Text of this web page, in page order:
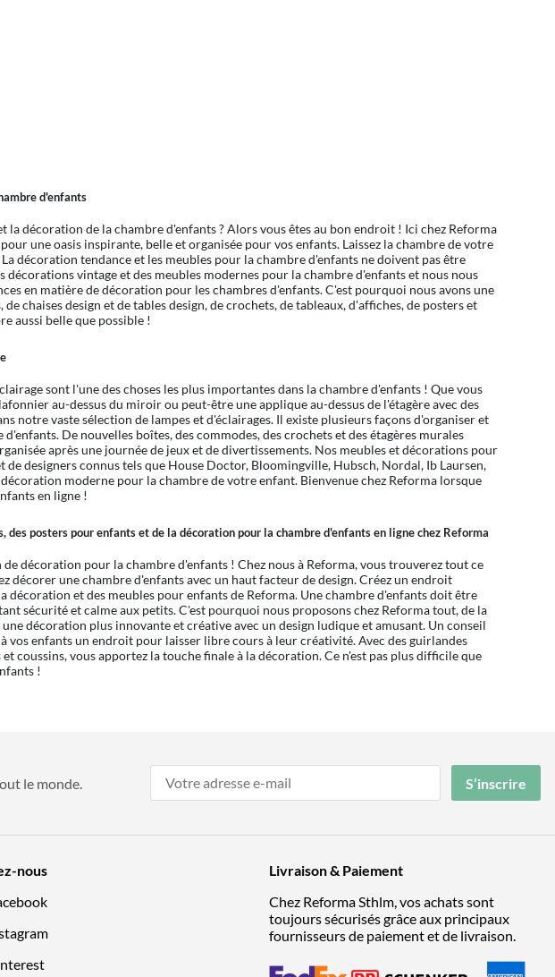
d'enfants
la décoration de la chambre d'enfants ? Alors vous êtes au bon endroit ! Ici chez Reforma
une oasis inspirante, belle et organisée pour vos enfants. Laissez la chambre de votre
décoration tendance et les meubles pour la chambre d'enfants ne doivent pas être
décorations vintage et des meubles modernes pour la chambre d'enfants et nous nous
en matière de décoration pour les chambres d'enfants. C'est pourquoi nous avons une
chaises design et de tables design, de crochets, de tableaux, d'affiches, de posters et
aussi belle que possible !
sont l'une des choses les plus importantes dans la chambre d'enfants ! Que vous
au-dessus du miroir ou peut-être une applique au-dessus de l'étagère avec des
notre vaste sélection de lampes et d'éclairages. Il existe plusieurs façons d'organiser et
De nouvelles boîtes, des commodes, des crochets et des étagères murales
après une journée de jeux et de divertissements. Nos meubles et décorations pour
designers connus tels que House Doctor, Bloomingville, Hubsch, Nordal, Ib Laursen,
moderne pour la chambre de votre enfant. Bienvenue chez Reforma lorsque
en ligne !
des posters pour enfants et de la décoration pour la chambre d'enfants en ligne chez Reforma
décoration pour la chambre d'enfants ! Chez nous à Reforma, vous trouverez tout ce
décorer une chambre d'enfants avec un haut facteur de design. Créez un endroit
décoration et des meubles pour enfants de Reforma. Une chambre d'enfants doit être
sécurité et calme aux petits. C'est pourquoi nous proposons chez Reforma tout, de la
décoration plus innovante et créative avec un design ludique et amusant. Un conseil
vos enfants un endroit pour laisser libre cours à leur créativité. Avec des guirlandes
coussins, vous apportez la touche finale à la décoration. Ce n'est pas plus difficile que
!
le monde. S’inscrire
nous
Livraison & Paiement
Chez Reforma Sthlm, vos achats sont
toujours sécurisés grâce aux principaux
fournisseurs de paiement et de livraison.